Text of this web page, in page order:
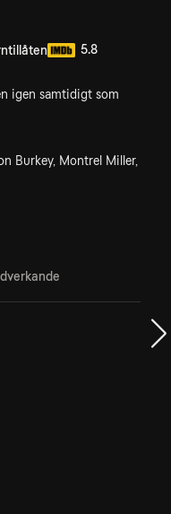
5.8
igen samtidigt som
Burkey, Montrel Miller,